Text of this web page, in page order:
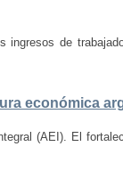
de
económica
(AEI). El